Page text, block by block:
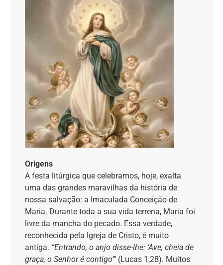
Origens
A festa litúrgica que celebramos, hoje, exalta
uma das grandes maravilhas da história de
nossa salvação: a Imaculada Conceição de
Maria. Durante toda a sua vida terrena, Maria foi
livre da mancha do pecado. Essa verdade,
reconhecida pela Igreja de Cristo, é muito
antiga. “Entrando, o anjo disse-lhe: ‘Ave, cheia de
graça, o Senhor é contigo’” (Lucas 1,28). Muitos